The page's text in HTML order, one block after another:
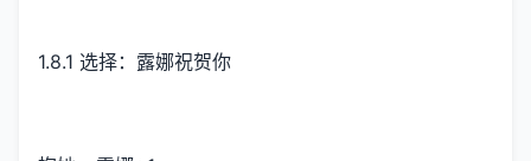
1.8.1 选择：露娜祝贺你